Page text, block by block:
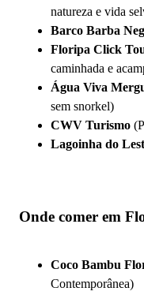
natureza e vida
Barco Barba
Floripa Click
caminhada e
Água Viva
sem snorkel)
CWV Turismo
Lagoinha do
Onde comer em
Coco Bambu
Contemporânea)